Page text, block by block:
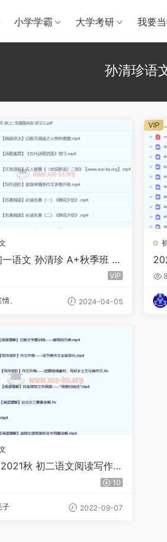
小学学霸 大学考研 我要
孙清珍语
语文 孙清珍 A+秋季班 百
VIP
、 2024-04-05
上
VIP
秋 初二语文阅读写作目
讲带讲义
10
子 2022-09-07